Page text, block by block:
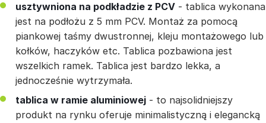
usztywniona na podkładzie z PCV - tablica wykonana
jest na podłożu z 5 mm PCV. Montaż za pomocą
piankowej taśmy dwustronnej, kleju montażowego lub
kołków, haczyków etc. Tablica pozbawiona jest
wszelkich ramek. Tablica jest bardzo lekka, a
jednocześnie wytrzymała.
tablica w ramie aluminiowej - to najsolidniejszy
produkt na rynku oferuje minimalistyczną i elegancką